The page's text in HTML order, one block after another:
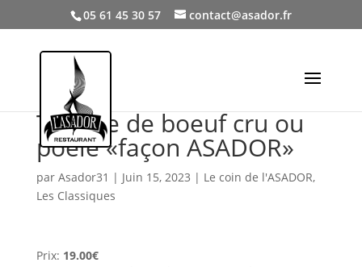
05 61 45 30 57 contact@asador.fr
Tartare de boeuf cru ou
poêlé «façon ASADOR»
par Asador31 | Juin 15, 2023 | Le coin de l'ASADOR,
Les Classiques
Prix: 19.00€